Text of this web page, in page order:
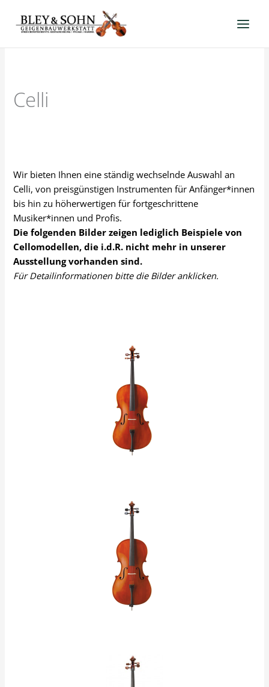
Inhalt
springen
Celli
Wir bieten Ihnen eine ständig wechselnde Auswahl an
Celli, von preisgünstigen Instrumenten für Anfänger*innen
bis hin zu höherwertigen für fortgeschrittene
Musiker*innen und Profis.
Die folgenden Bilder zeigen lediglich Beispiele von
Cellomodellen, die i.d.R. nicht mehr in unserer
Ausstellung vorhanden sind.
Für Detailinformationen bitte die Bilder anklicken.